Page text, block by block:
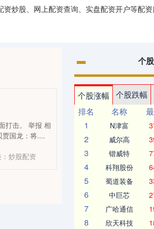
炒股、网上配资查询、实盘配资开户等配
打击。 举报 相
国龙：将....
炒股配资
个
个股涨幅 个股跌幅
排名
名称
1
N津富
2 威尔高
3 锴威特
4 科翔股份
5 蜀道装备
6 中巨芯
7 广哈通信
8 欣天科技